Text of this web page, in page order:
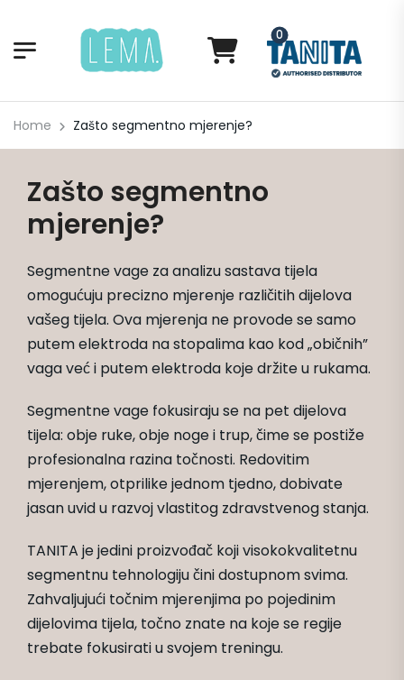
0
Home Zašto segmentno mjerenje?
Zašto segmentno
mjerenje?
Segmentne vage za analizu sastava tijela
omogućuju precizno mjerenje različitih dijelova
vašeg tijela. Ova mjerenja ne provode se samo
putem elektroda na stopalima kao kod „običnih”
vaga već i putem elektroda koje držite u rukama.
Segmentne vage fokusiraju se na pet dijelova
tijela: obje ruke, obje noge i trup, čime se postiže
profesionalna razina točnosti. Redovitim
mjerenjem, otprilike jednom tjedno, dobivate
jasan uvid u razvoj vlastitog zdravstvenog stanja.
TANITA je jedini proizvođač koji visokokvalitetnu
segmentnu tehnologiju čini dostupnom svima.
Zahvaljujući točnim mjerenjima po pojedinim
dijelovima tijela, točno znate na koje se regije
trebate fokusirati u svojem treningu.